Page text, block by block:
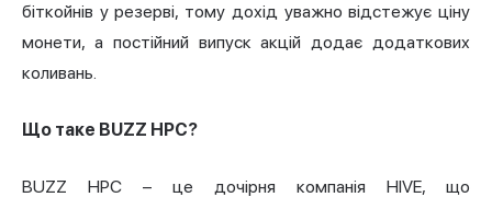
біткойнів у резерві, тому дохід уважно відстежує ціну
монети, а постійний випуск акцій додає додаткових
коливань.
Що таке BUZZ HPC?
BUZZ HPC – це дочірня компанія HIVE, що